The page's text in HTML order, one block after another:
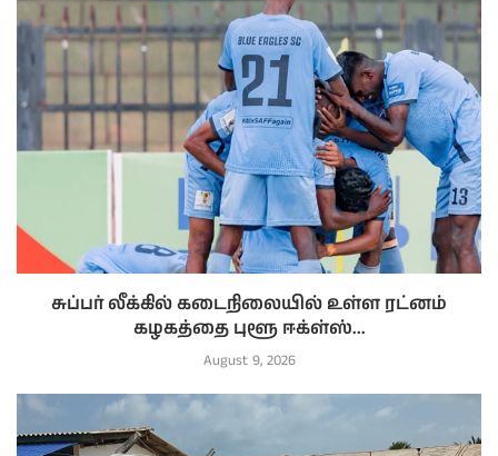
சுப்பர் லீக்கில் கடைநிலையில் உள்ள ரட்னம்
கழகத்தை புளூ ஈக்ள்ஸ்...
August 9, 2026